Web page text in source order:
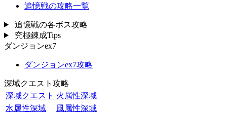
追憶戦の攻略一覧
追憶戦の各ボス攻略
究極錬成Tips
ダンジョンex7
ダンジョンex7攻略
深域クエスト攻略
深域クエスト 火属性深域
水属性深域
風属性深域